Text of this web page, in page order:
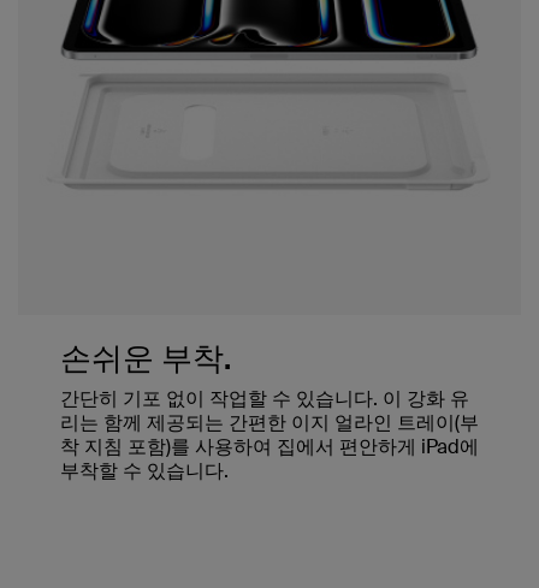
손쉬운 부착.
간단히 기포 없이 작업할 수 있습니다. 이 강화 유
리는 함께 제공되는 간편한 이지 얼라인 트레이(부
착 지침 포함)를 사용하여 집에서 편안하게 iPad에
부착할 수 있습니다.